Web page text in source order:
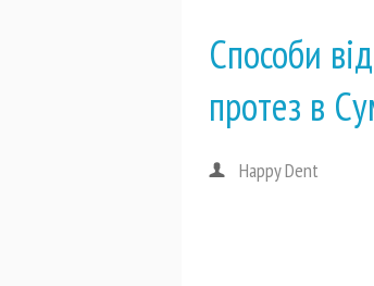
Способи
протез в
Happy Dent